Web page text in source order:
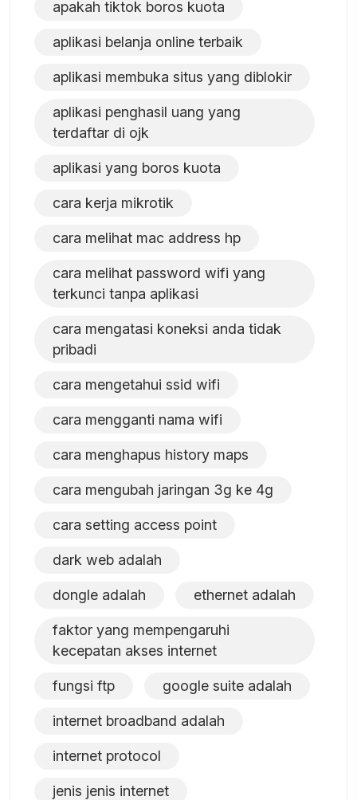
apakah tiktok boros kuota
aplikasi belanja online terbaik
aplikasi membuka situs yang diblokir
aplikasi penghasil uang yang
terdaftar di ojk
aplikasi yang boros kuota
cara kerja mikrotik
cara melihat mac address hp
cara melihat password wifi yang
terkunci tanpa aplikasi
cara mengatasi koneksi anda tidak
pribadi
cara mengetahui ssid wifi
cara mengganti nama wifi
cara menghapus history maps
cara mengubah jaringan 3g ke 4g
cara setting access point
dark web adalah
dongle adalah ethernet adalah
faktor yang mempengaruhi
kecepatan akses internet
fungsi ftp google suite adalah
internet broadband adalah
internet protocol
jenis jenis internet